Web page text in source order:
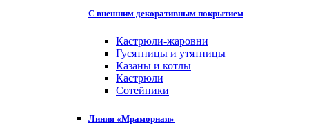
С внешним декоративным покрытием
Кастрюли-жаровни
Гусятницы и утятницы
Казаны и котлы
Кастрюли
Сотейники
Линия «Мраморная»